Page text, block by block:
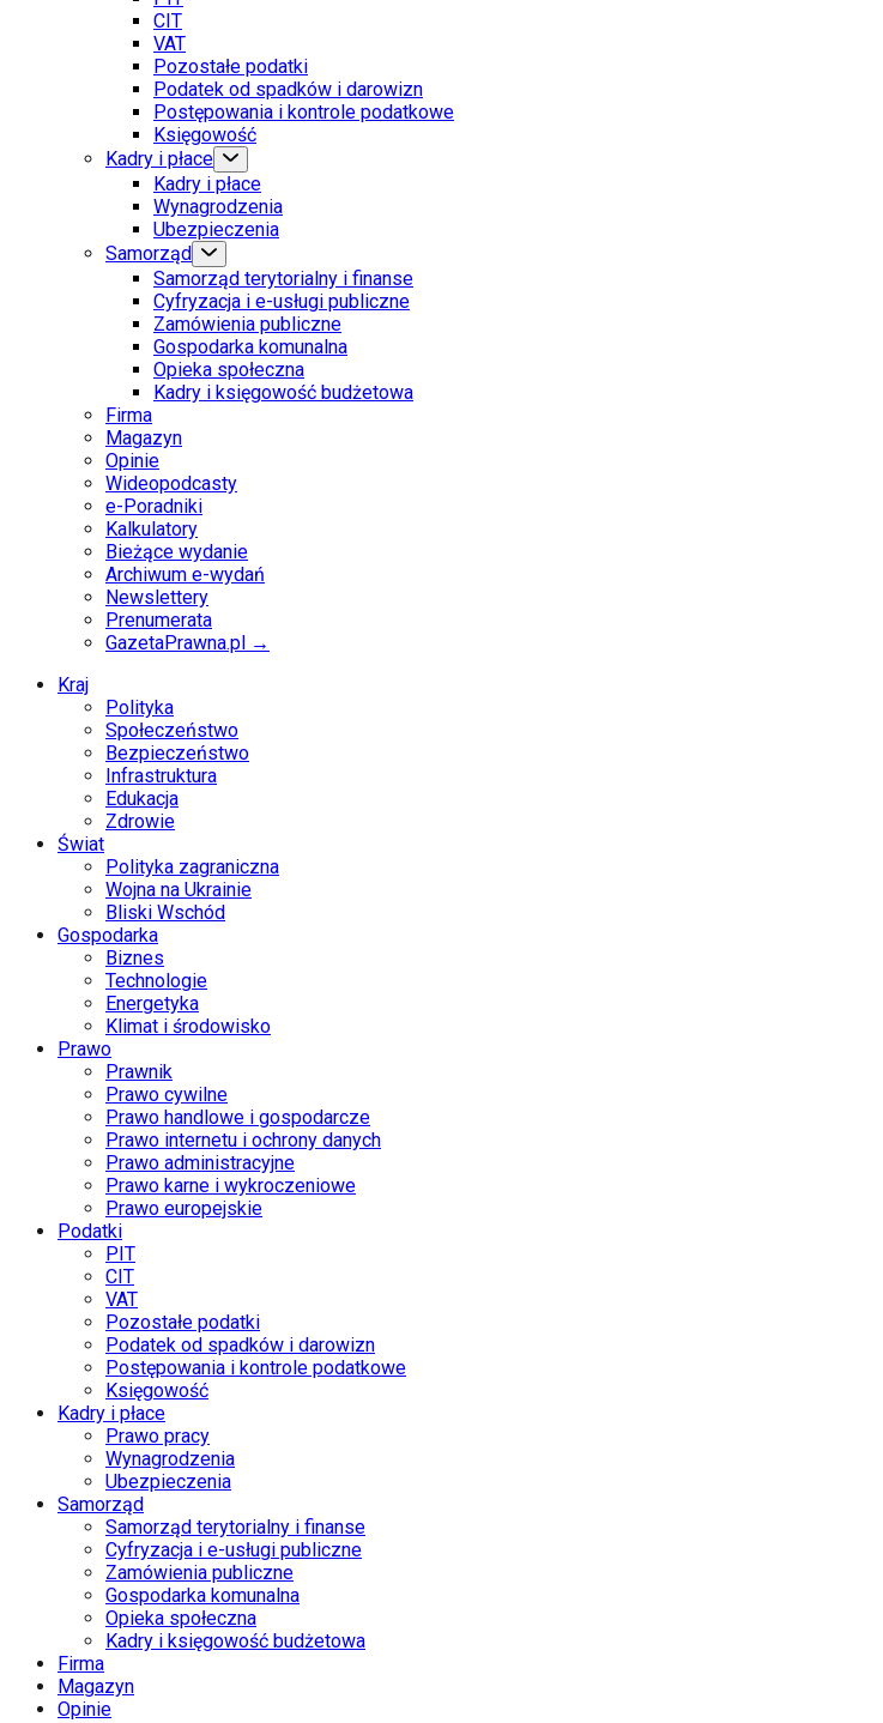
CIT
VAT
Pozostałe podatki
Podatek od spadków i darowizn
Postępowania i kontrole podatkowe
Księgowość
Kadry i płace
Kadry i płace
Wynagrodzenia
Ubezpieczenia
Samorząd
Samorząd terytorialny i finanse
Cyfryzacja i e-usługi publiczne
Zamówienia publiczne
Gospodarka komunalna
Opieka społeczna
Kadry i księgowość budżetowa
Firma
Magazyn
Opinie
Wideopodcasty
e-Poradniki
Kalkulatory
Bieżące wydanie
Archiwum e-wydań
Newslettery
Prenumerata
GazetaPrawna.pl →
Kraj
Polityka
Społeczeństwo
Bezpieczeństwo
Infrastruktura
Edukacja
Zdrowie
Świat
Polityka zagraniczna
Wojna na Ukrainie
Bliski Wschód
Gospodarka
Biznes
Technologie
Energetyka
Klimat i środowisko
Prawo
Prawnik
Prawo cywilne
Prawo handlowe i gospodarcze
Prawo internetu i ochrony danych
Prawo administracyjne
Prawo karne i wykroczeniowe
Prawo europejskie
Podatki
PIT
CIT
VAT
Pozostałe podatki
Podatek od spadków i darowizn
Postępowania i kontrole podatkowe
Księgowość
Kadry i płace
Prawo pracy
Wynagrodzenia
Ubezpieczenia
Samorząd
Samorząd terytorialny i finanse
Cyfryzacja i e-usługi publiczne
Zamówienia publiczne
Gospodarka komunalna
Opieka społeczna
Kadry i księgowość budżetowa
Firma
Magazyn
Opinie